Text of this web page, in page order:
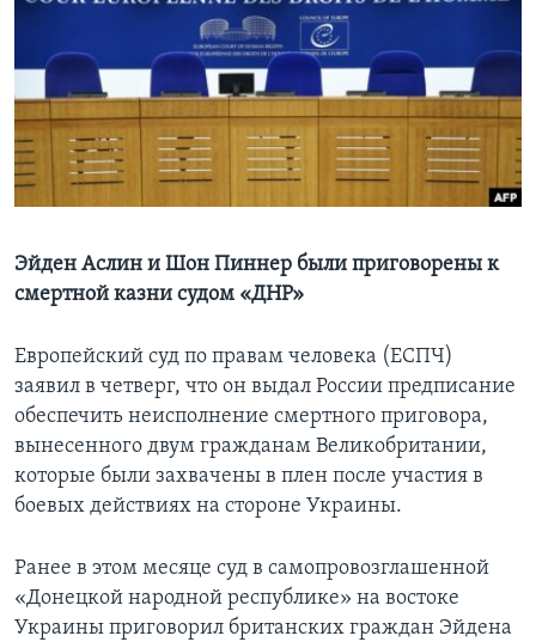
СОЦИАЛЬНЫЕ СЕТИ
Эйден Аслин и Шон Пиннер были приговорены к
смертной казни судом «ДНР»
Европейский суд по правам человека (ЕСПЧ)
заявил в четверг, что он выдал России предписание
обеспечить неисполнение смертного приговора,
вынесенного двум гражданам Великобритании,
которые были захвачены в плен после участия в
боевых действиях на стороне Украины.
Ранее в этом месяце суд в самопровозглашенной
«Донецкой народной республике» на востоке
Украины приговорил британских граждан Эйдена